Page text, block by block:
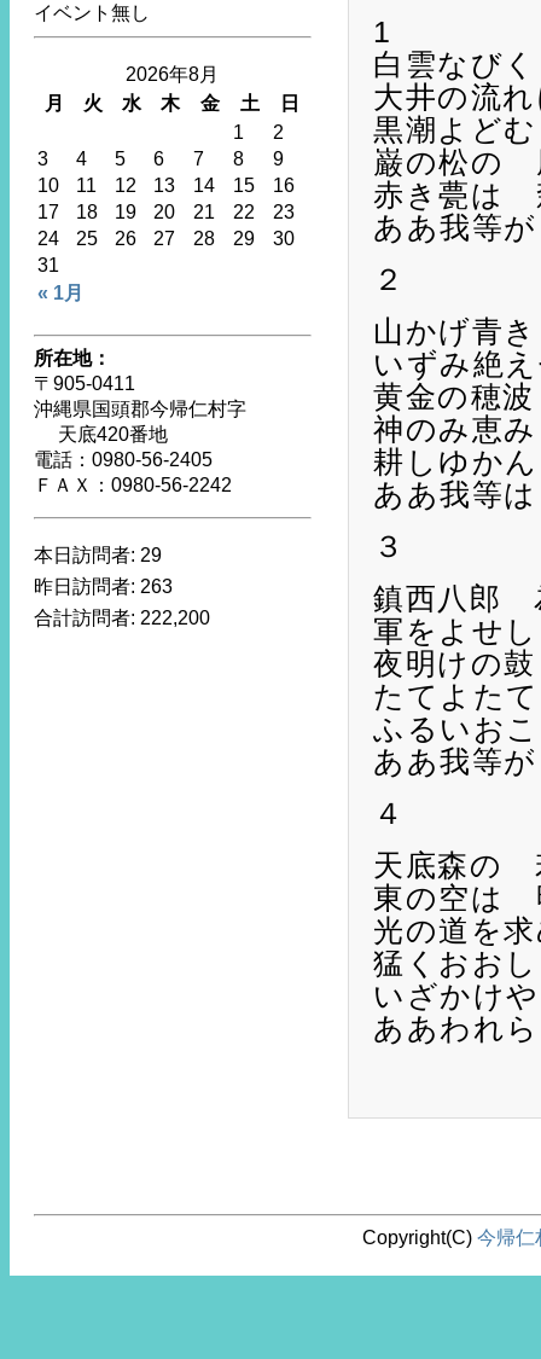
1
白雲なび
大井の流
黒潮よど
巌の松の
赤き甍は
ああ我等
２
山かげ青
いずみ絶
黄金の穂
神のみ恵
耕しゆか
ああ我等
３
鎮西八郎
軍をよせ
夜明けの
たてよた
ふるいお
ああ我等
４
天底森の
東の空は
光の道を
猛くおお
いざかけ
ああわれ
イベント無し
2026年8月
月
火 水 木 金 土 日
« 1月
1
2
3
4 5 6 7 8
9
10
11 12 13 14 15
16
17
18 19 20 21 22
23
24
25 26 27 28 29
30
31
所在地：
〒905-0411
沖縄県国頭郡今帰仁村字
天底420番地
電話：0980-56-2405
ＦＡＸ：0980-56-2242
本日訪問者: 29
昨日訪問者: 263
合計訪問者: 222,200
Copyright(C)今帰仁